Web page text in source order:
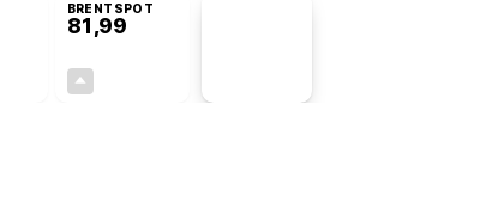
BRENTSPOT
81,99